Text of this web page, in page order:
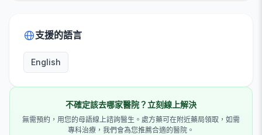
支援的語言
English
不確定該去哪家醫院？立刻線上解決
無需預約，用您的母語線上諮詢醫生。處方藥可在附近藥局領取，如需
專科治療，我們會為您推薦合適的醫院。